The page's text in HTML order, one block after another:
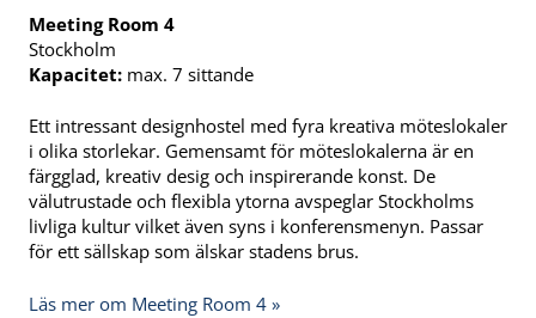
Meeting Room 4
Stockholm
Kapacitet: max. 7 sittande
Ett intressant designhostel med fyra kreativa möteslokaler
i olika storlekar. Gemensamt för möteslokalerna är en
färgglad, kreativ desig och inspirerande konst. De
välutrustade och flexibla ytorna avspeglar Stockholms
livliga kultur vilket även syns i konferensmenyn. Passar
för ett sällskap som älskar stadens brus.
Läs mer om Meeting Room 4 »